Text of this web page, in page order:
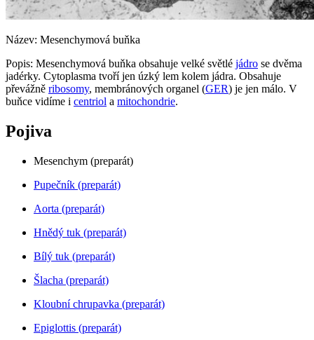
Název: Mesenchymová buňka
Popis: Mesenchymová buňka obsahuje velké světlé jádro se dvěma
jadérky. Cytoplasma tvoří jen úzký lem kolem jádra. Obsahuje
převážně ribosomy, membránových organel (GER) je jen málo. V
buňce vidíme i centriol a mitochondrie.
Pojiva
Mesenchym (preparát)
Pupečník (preparát)
Aorta (preparát)
Hnědý tuk (preparát)
Bílý tuk (preparát)
Šlacha (preparát)
Kloubní chrupavka (preparát)
Epiglottis (preparát)